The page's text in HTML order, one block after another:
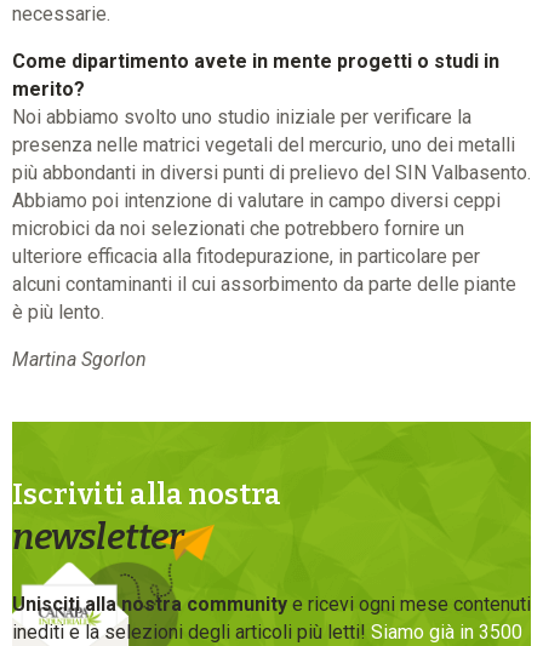
necessarie.
Come dipartimento avete in mente progetti o studi in
merito?
Noi abbiamo svolto uno studio iniziale per verificare la
presenza nelle matrici vegetali del mercurio, uno dei metalli
più abbondanti in diversi punti di prelievo del SIN Valbasento.
Abbiamo poi intenzione di valutare in campo diversi ceppi
microbici da noi selezionati che potrebbero fornire un
ulteriore efficacia alla fitodepurazione, in particolare per
alcuni contaminanti il cui assorbimento da parte delle piante
è più lento.
Martina Sgorlon
Iscriviti alla nostra
newsletter
Unisciti alla nostra community e ricevi ogni mese contenuti
inediti e la selezioni degli articoli più letti! Siamo già in 3500